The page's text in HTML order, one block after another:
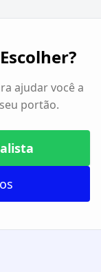
ajudar você a
portão.